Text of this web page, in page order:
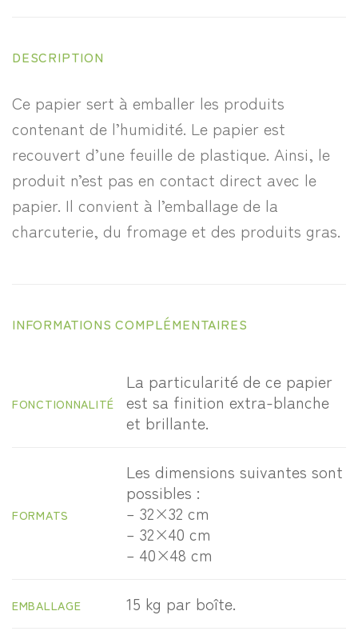
DESCRIPTION
Ce papier sert à emballer les produits
contenant de l’humidité. Le papier est
recouvert d’une feuille de plastique. Ainsi, le
produit n’est pas en contact direct avec le
papier. Il convient à l’emballage de la
charcuterie, du fromage et des produits gras.
INFORMATIONS COMPLÉMENTAIRES
FONCTIONNALITÉ
La particularité de ce papier
est sa finition extra-blanche
et brillante.
FORMATS
Les dimensions suivantes sont
possibles :
– 32×32 cm
– 32×40 cm
– 40×48 cm
EMBALLAGE 15 kg par boîte.